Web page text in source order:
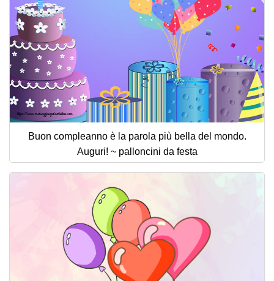
Buon compleanno è la parola più bella del mondo.
Auguri! ~ palloncini da festa